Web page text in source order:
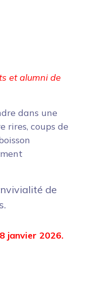
et alumni de
dans une
rires, coups de
de
janvier 2026.